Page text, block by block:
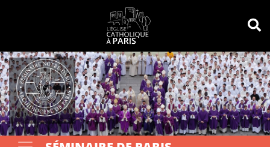
Votre recherche OK
Panneau de gestion des cookies